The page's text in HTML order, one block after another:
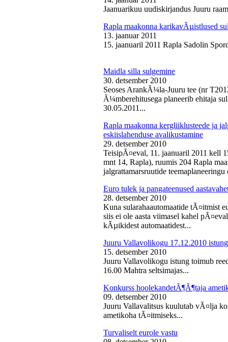
Jaanuarikuu uudiskirjandus Juuru
Rapla maakonna karikavÃµistlused
13. jaanuar 2011
15. jaanuaril 2011 Rapla Sadolin
Maidla silla sulgemine
30. detsember 2010
Seoses ArankÃ¼la-Juuru tee (nr
Ã¼mberehitusega planeerib ehitaja
30.05.2011...
Rapla maakonna kergliiklusteede ja
eskiislahenduse avalikustamine
29. detsember 2010
TeisipÃ¤eval, 11. jaanuaril 2011 kell
mnt 14, Rapla), ruumis 204 Rapla
jalgrattamarsruutide
Euro tulek ja pangateenused
28. detsember 2010
Kuna sularahaautomaatide tÃ¤itmist
siis ei ole aasta viimasel kahel
kÃµikidest automaatidest...
Juuru Vallavolikogu 17.12.2010 istung
15. detsember 2010
Juuru Vallavolikogu istung toimub
16.00 Mahtra seltsimajas...
Konkurss hoolekandetÃ¶Ã¶taja
09. detsember 2010
Juuru Vallavalitsus kuulutab vÃ¤lja
ametikoha tÃ¤itmiseks...
Turvaliselt eurole vastu